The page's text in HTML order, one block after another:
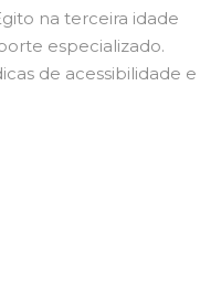
na terceira idade
especializado.
de acessibilidade e